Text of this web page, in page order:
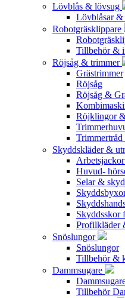
Lövblås & lövsug
Lövblåsar &
Robotgräsklippare
Tillbehör &
Röjsåg & trimmer
Grästrimmer
Röjsåg
Röjsåg &
Röjklingor
Skyddskläder &
Huvud-
Selar &
Skyddsskor
Profilkläder
Snöslungor
Snöslungor
Tillbehör &
Dammsugare
Tillbehör